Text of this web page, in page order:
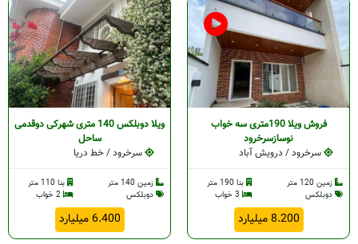
فروش ویلا 190متری سه خواب
نوسازسرخرود
سرخرود / درویش آباد
زمین 120 متر
بنا 190 متر
دوبلکس
8.200 میلیارد
ویلا دوبلکس 140 متری شهرکی دوقدمی
ساحل
سرخرود / خط دریا
زمین 140 متر
بنا 110 متر
دوبلکس
6.400 میلیارد